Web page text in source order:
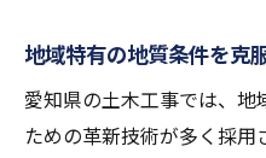
地域特有の地質条件を克
愛知県の土木工事では、
ための革新技術が多く採